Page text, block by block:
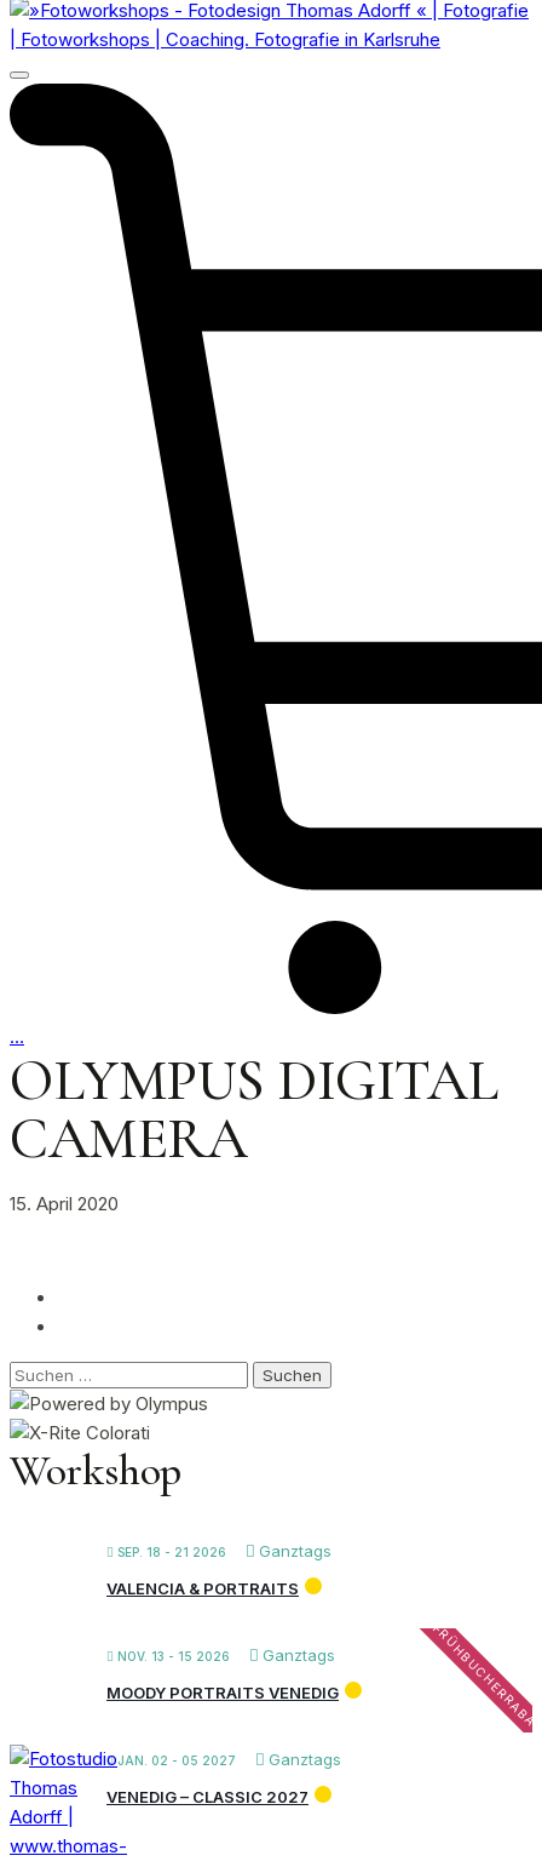
…
OLYMPUS DIGITAL
CAMERA
15. April 2020
Suchen
nach:
Workshop
SEP. 18 - 21 2026
Ganztags
VALENCIA & PORTRAITS
NOV. 13 - 15 2026 Ganztags
MOODY PORTRAITS VENEDIG
JAN. 02 - 05 2027
Ganztags
VENEDIG – CLASSIC 2027